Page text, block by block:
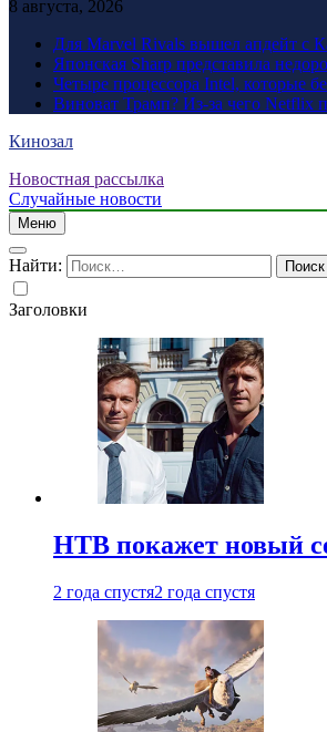
8 августа, 2026
Для Marvel Rivals вышел апдейт с
Японская Sharp представила
Четыре процессора Intel, которые
Виноват Трамп? Из-за чего Netflix
Кинозал
Новостная рассылка
Случайные новости
Меню
Найти:
Заголовки
НТВ покажет новый
2 года спустя2 года спустя